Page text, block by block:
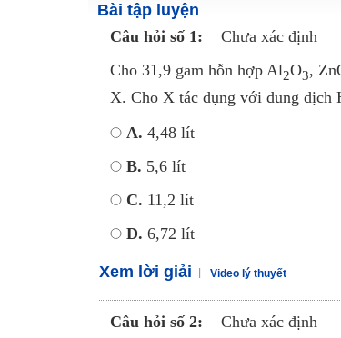
Bài tập luyện
Câu hỏi số 1:
Chưa xác định
Cho 31,9 gam hỗn hợp Al2O3,
X. Cho X tác dụng với dung
A. 4,48 lít
B. 5,6 lít
C. 11,2 lít
D. 6,72 lít
Xem lời giải Video lý thuyết
Câu hỏi số 2:
Chưa xác định